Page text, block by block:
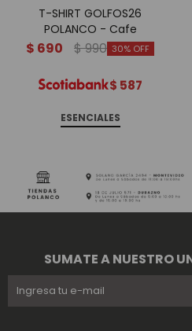
T-SHIRT GOLFOS26
POLANCO - Cafe
$ 690 $990 30
$ 587
ESENCIALES
SUMATE A NUESTRO